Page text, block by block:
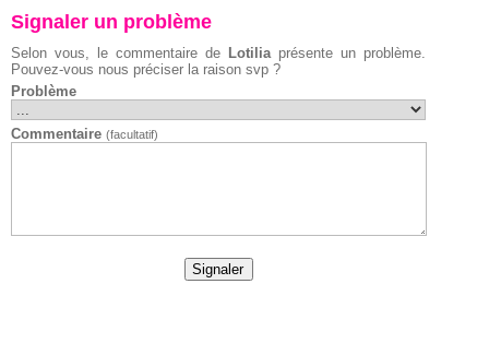
Signaler un problème
Selon vous, le commentaire de Lotiliaprésente un problème.
Pouvez-vous nous préciser la raison svp ?
Problème
Commentaire (facultatif)